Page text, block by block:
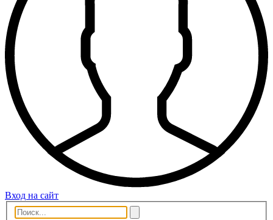
Вход на сайт